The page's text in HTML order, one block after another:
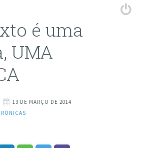
é uma
UMA
13 DE MARÇO DE 2014